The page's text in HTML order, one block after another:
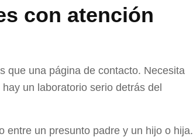
con atención
que una página de contacto. Necesita
un laboratorio serio detrás del
entre un presunto padre y un hijo o hija.